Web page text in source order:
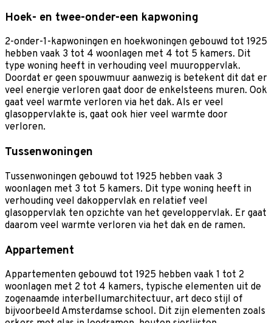
Hoek- en twee-onder-een kapwoning
2-onder-1-kapwoningen en hoekwoningen gebouwd tot 1925
hebben vaak 3 tot 4 woonlagen met 4 tot 5 kamers. Dit
type woning heeft in verhouding veel muuroppervlak.
Doordat er geen spouwmuur aanwezig is betekent dit dat er
veel energie verloren gaat door de enkelsteens muren. Ook
gaat veel warmte verloren via het dak. Als er veel
glasoppervlakte is, gaat ook hier veel warmte door
verloren.
Tussenwoningen
Tussenwoningen gebouwd tot 1925 hebben vaak 3
woonlagen met 3 tot 5 kamers. Dit type woning heeft in
verhouding veel dakoppervlak en relatief veel
glasoppervlak ten opzichte van het geveloppervlak. Er gaat
daarom veel warmte verloren via het dak en de ramen.
Appartement
Appartementen gebouwd tot 1925 hebben vaak 1 tot 2
woonlagen met 2 tot 4 kamers, typische elementen uit de
zogenaamde interbellumarchitectuur, art deco stijl of
bijvoorbeeld Amsterdamse school. Dit zijn elementen zoals